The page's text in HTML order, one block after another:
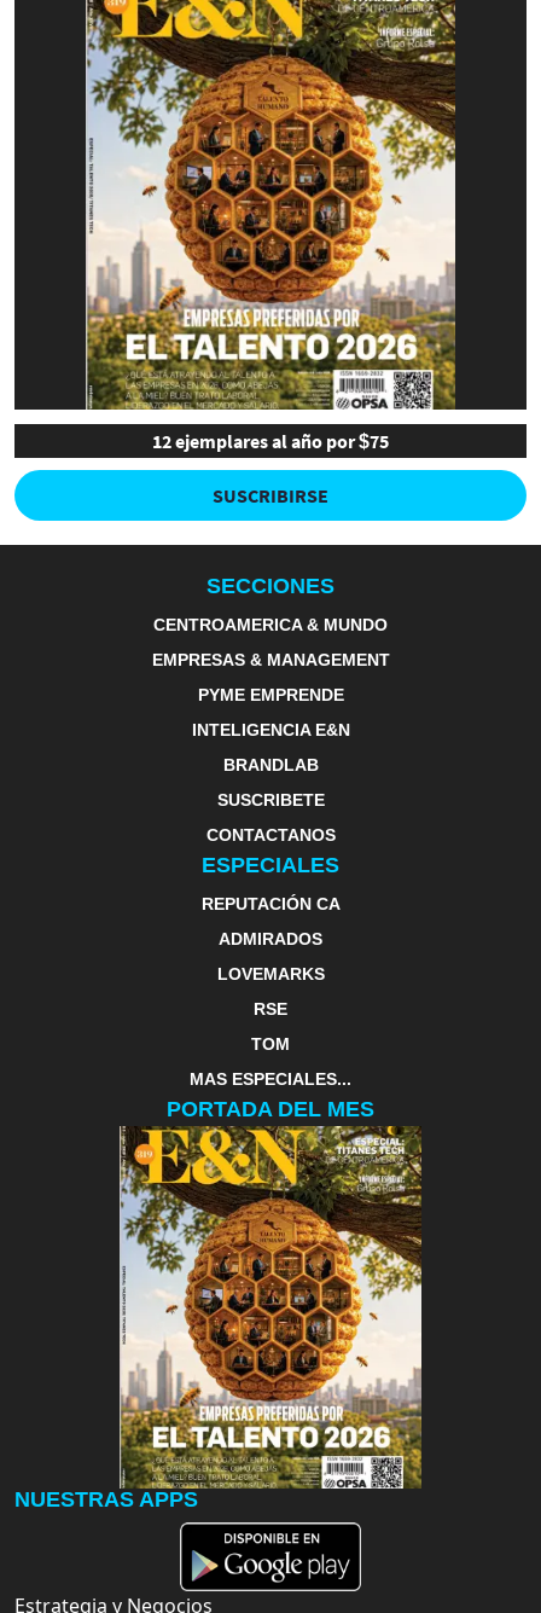
12 ejemplares al año por $75
SUSCRIBIRSE
SECCIONES
CENTROAMERICA & MUNDO
EMPRESAS & MANAGEMENT
PYME EMPRENDE
INTELIGENCIA E&N
BRANDLAB
SUSCRIBETE
CONTACTANOS
ESPECIALES
REPUTACIÓN CA
ADMIRADOS
LOVEMARKS
RSE
TOM
MAS ESPECIALES...
PORTADA DEL MES
NUESTRAS APPS
Estrategia y Negocios